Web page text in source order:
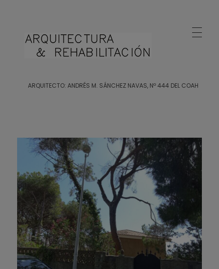
ARQUITECTO: ANDRÉS M. SÁNCHEZ NAVAS, Nº 444 DEL COAH